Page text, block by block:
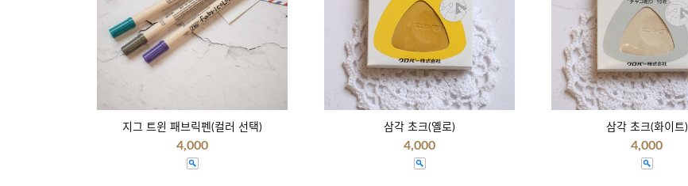
지그 트윈 패브릭펜(컬러 선택)
4,000
삼각 초크(옐로)
4,000
삼각 초크(화이트)
4,000